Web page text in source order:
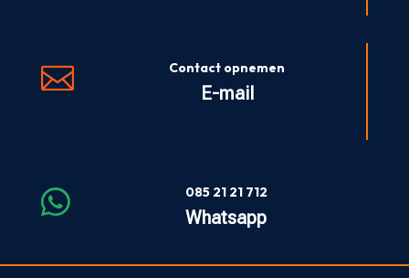
 Contact opnemen
E-mail
 085 21 21 712
Whatsapp